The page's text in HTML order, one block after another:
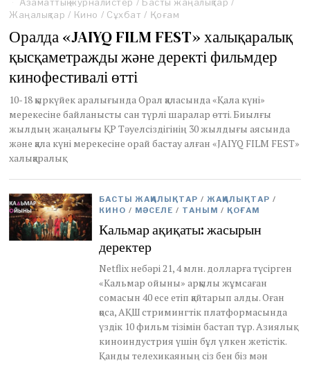
e
p
e
m
b
e
2
7
,
2
1
Азаматтық журналистер / Басты жаңалықтар /
Жаңалықтар / Кино / Сұхбат / Қоғам
Оралда «JAIYQ FILM FEST» халықаралық
қысқаметражды және деректі фильмдер
кинофестивалі өтті
10-18 қыркүйек аралығында Орал қаласында «Қала күні»
мерекесіне байланысты сан түрлі шаралар өтті. Биылғы
жылдың жаңалығы ҚР Тәуелсіздігінің 30 жылдығы аясында
және қала күні мерекесіне орай бастау алған «JAIYQ FILM FEST»
халықаралық
БАСТЫ ЖАҢАЛЫҚТАР / ЖАҢАЛЫҚТАР /
КИНО / МӘСЕЛЕ / ТАНЫМ / ҚОҒАМ
Кальмар ақиқаты: жасырын
деректер
Netflix небәрі 21, 4 млн. долларға түсірген
«Кальмар ойыны» арқылы жұмсаған
сомасын 40 есе етіп қайтарып алды. Оған
қоса, АҚШ стримингтік платформасында
үздік 10 фильм тізімін бастап тұр. Азиялық
киноиндустрия үшін бұл үлкен жетістік.
Қанды телехикаяның сіз бен біз мән